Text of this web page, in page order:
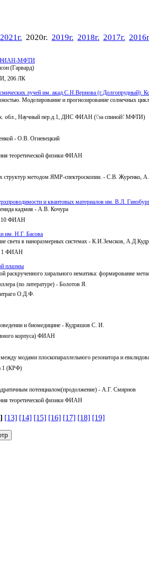
2021г. 2020г. 2019г. 2018г. 2017г.
ФИАН-МФТИ
(Гарвард)
206 ЛК
лучей им. акад.С.Н.Вернова (г.Долгопрудный):
Моделирование и прогнозирование солнечных
обл., Научный пер.д.1, ДНС ФИАН (\'за спиной\' МФТИ)
- О.В. Огиевецкий
теоретической физики ФИАН
структур методом ЯМР-спектроскопии. - С.В.
и квантовых материалов им. В.Л.
кадмия - А.В. Кочура
10 ФИАН
им. Н.Г. Басова
света в наноразмерных системах - К.И.Земсков,
1 ФИАН
плазмы
раскрученного хирального нематика: формирование
(по литературе) - Болотов Я.
О.Д.Ф.
и биомедицине - Кудряшов С. И.
корпуса) ФИАН
модами плоскопараллельного резонатора и
1 (КРФ)
потенциалом(продолжение) - А.Г. Смирнов
теоретической физики ФИАН
[13] [14] [15] [16] [17] [18] [19]